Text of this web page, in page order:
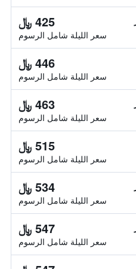
425 ﷼
سعر الليلة شامل الرسوم
446 ﷼
سعر الليلة شامل الرسوم
463 ﷼
سعر الليلة شامل الرسوم
515 ﷼
سعر الليلة شامل الرسوم
534 ﷼
سعر الليلة شامل الرسوم
547 ﷼
سعر الليلة شامل الرسوم